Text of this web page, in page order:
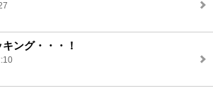
ング・・・！